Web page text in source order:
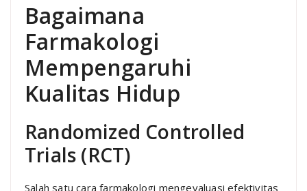
Bagaimana
Farmakologi
Mempengaruhi
Kualitas Hidup
Randomized Controlled
Trials (RCT)
Salah satu cara farmakologi mengevaluasi efektivitas